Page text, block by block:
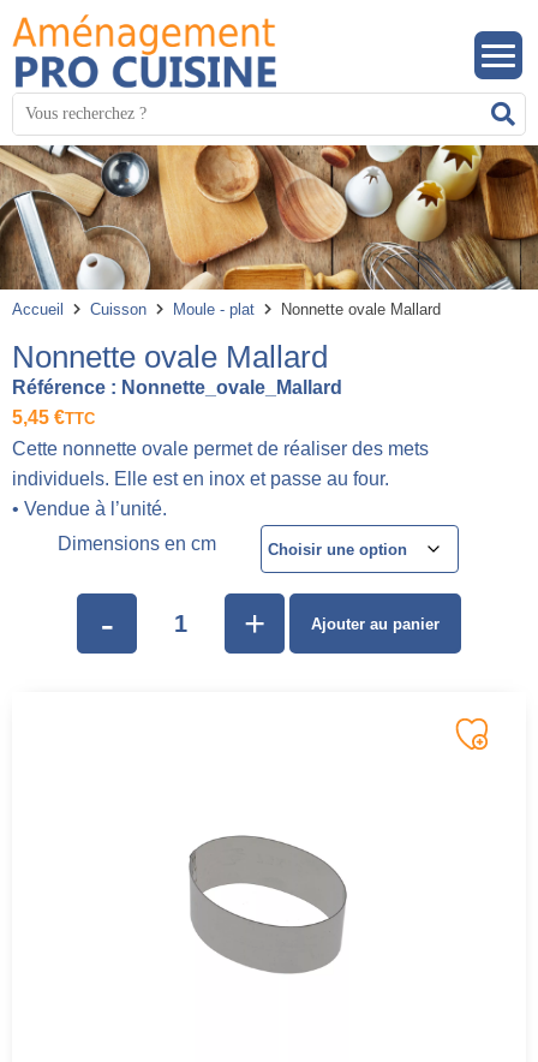
Mots
clés
:
Accueil Cuisson Moule - plat Nonnette ovale Mallard
Nonnette ovale Mallard
Référence : Nonnette_ovale_Mallard
5,45 €TTC
Cette nonnette ovale permet de réaliser des mets
individuels. Elle est en inox et passe au four.
• Vendue à l’unité.
Dimensions en cm
- + Ajouter au panier
Panneau de gestion des cookies